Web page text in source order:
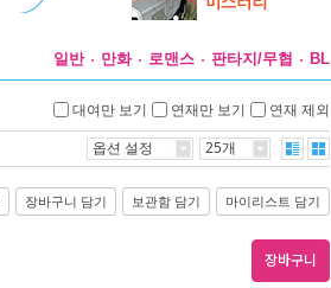
일반 만화 로맨스 판타지/무협 BL
대여만 보기 연재만 보기 연재 제외
옵션 설정 25개
장바구니 담기 보관함 담기 마이리스트 담기
장바구니